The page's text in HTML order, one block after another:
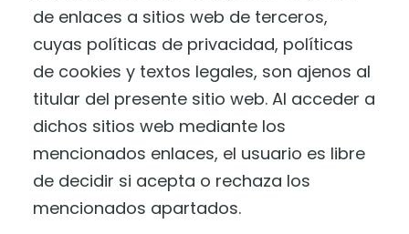
de enlaces a sitios web de terceros,
cuyas políticas de privacidad, políticas
de cookies y textos legales, son ajenos al
titular del presente sitio web. Al acceder a
dichos sitios web mediante los
mencionados enlaces, el usuario es libre
de decidir si acepta o rechaza los
mencionados apartados.